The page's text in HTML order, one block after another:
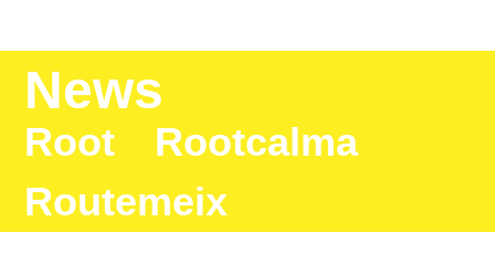
News
Root Rootcalma
Routemeix